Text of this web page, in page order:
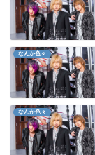
なんか色々
なんか色々